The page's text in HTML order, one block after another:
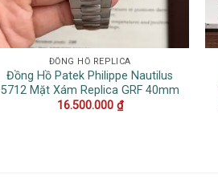
ĐỒNG HỒ REPLICA
Đồng Hồ Patek Philippe Nautilus
5712 Mặt Xám Replica GRF 40mm
16.500.000 ₫